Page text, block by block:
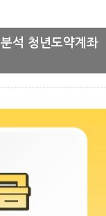
석 청년도약계좌